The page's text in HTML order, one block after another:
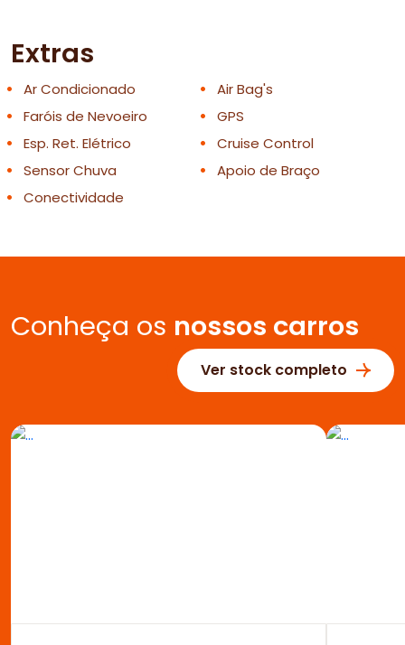
Extras
Ar Condicionado
Air Bag's
Faróis de Nevoeiro
GPS
Esp. Ret. Elétrico
Cruise Control
Sensor Chuva
Apoio de Braço
Conectividade
Conheça os nossos carros
Ver stock completo